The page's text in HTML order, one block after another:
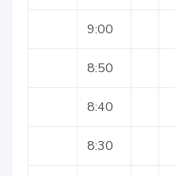
9:00
8:50
8:40
8:30